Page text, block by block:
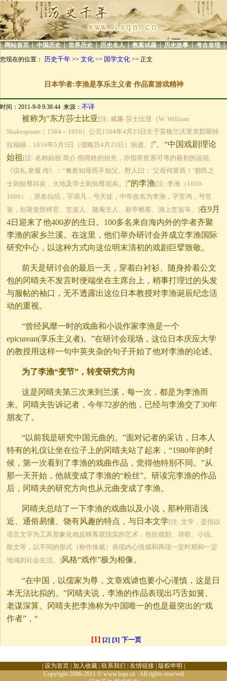
| 网站首页 | 中国历史 | 世界历史 | 历史名人 | 教案试题 | 历史故事 | 考古发现 |
您现在的位置： 历史千年 >> 文化 >> 国学文化 >> 正文
日本学者:李渔是享乐主义者 作品富游戏精神
时间：2011-9-9 9:38:44 来源： 不详
被称为“东方莎士比亚 [注: 威廉·莎士比亚（W. William
Shakespeare；1564～1616）公元1564年4月23日生于英格兰沃里克郡斯特
拉福镇，1616年5月3日（儒略历4月23日）病逝。]”、“中国戏剧理论
始祖 [注: 名称始祖 简介 指得姓的祖先，亦指有世系可考的最初的远祖。
《仪礼.丧服.传》：“禽兽知母而不知父。野人曰：‘父母何算焉！’都邑之
士则知尊祢矣，大地及学士则知尊祖矣。]”的李渔[注: 李渔（1610-
1680），原名仙侣，字谪凡，号天徒，中年改名为李渔，字笠鸿，号笠
翁，别署觉世稗官、笠道人、随庵主人、新亭樵客、湖上笠翁等。]在9月
4日迎来了他400岁的生日。100多名来自海内外的学者齐聚
李渔的家乡兰溪。在这里，他们举办研讨会并成立李渔国际
研究中心，以这种方式向这位明末清初的戏剧巨擘致敬。
前天是研讨会的最后一天，穿着白衬衫、随身拎着公文
包的冈晴夫不发言时便端坐在主席台上，稍事打理过的头发
与服帖的袖口，无不透露出这位日本教授对李渔诞辰纪念活
动的重视。
“曾经风靡一时的戏曲和小说作家李渔是一个
epicurean(享乐主义者)。”在研讨会现场，这位日本庆应大学
的教授用这样一句中英夹杂的句子开始了他对李渔的论述。
为了李渔“变节”，转变研究方向
这是冈晴夫第三次来到兰溪，每一次，都是为李渔而
来。冈晴夫告诉记者，今年72岁的他，已经与李渔交了30年
朋友了。
“以前我是研究中国元曲的。”面对记者的采访，日本人
特有的礼仪让坐在位子上的冈晴夫站了起来，“1980年的时
候，第一次看到了李渔的戏曲作品，觉得他特别不同。”从
那一天开始，他就变成了李渔的“粉丝”。研读完李渔的作品
后，冈晴夫的研究方向也从元曲变成了李渔。
冈晴夫总结了一下李渔的戏曲以及小说，那种用语浅
近、通俗易懂、饶有风趣的特点，与日本文学[注: 文学，是指以
语言文字为工具形象化地反映客观现实的艺术，包括戏剧、诗歌、小说、
散文等，以不同的形式（称作体裁）表现内心情感和再现一定时期和一定
地域的社会生活。]风格“戏作”极为相像。
“在中国，以儒家为尊，文章戏谑也要小心谨慎，这是日
本无法比拟的。”冈晴夫说，李渔的作品表现出巧舌如簧、
老谋深算。冈晴夫把李渔称为中国唯一的也是最突出的“戏
作者”，“
[1] [2] [3] 下一页
设为首页 加入收藏 联系我们 友情链接 版权申明
Copyright 2006-2011 © www.lsqn.cn All rights reserved